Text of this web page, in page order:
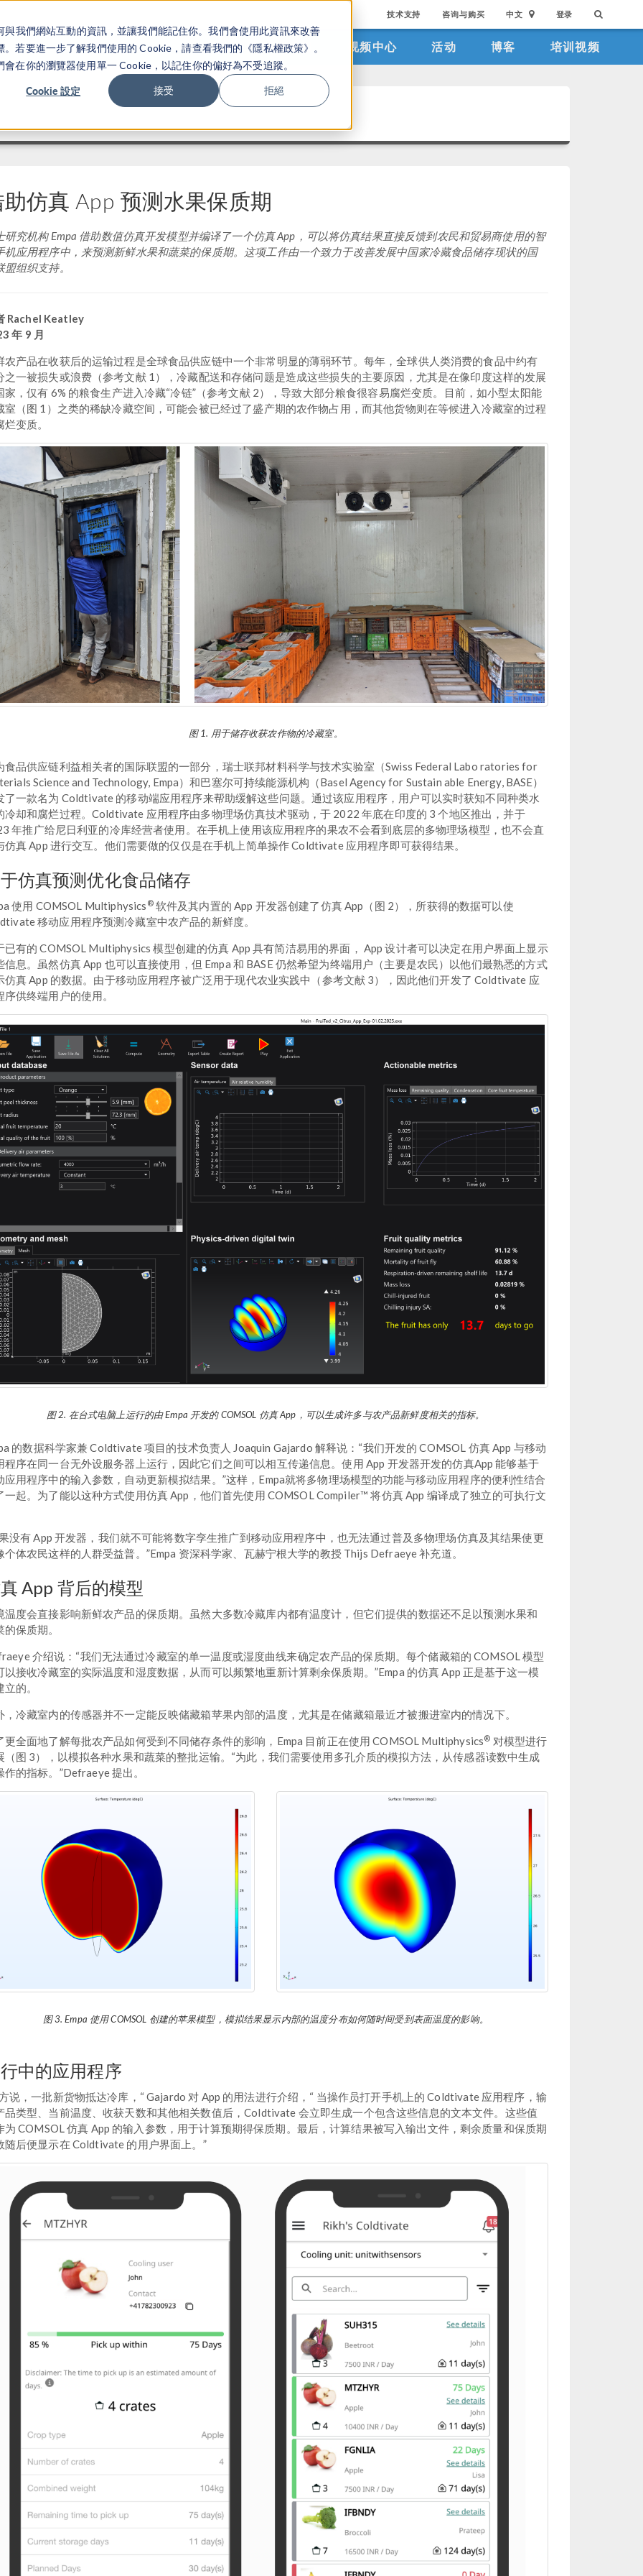
我們網站互動的資訊，並讓我們能記住你。我們會使用此資訊來改善
若要進一步了解我們使用的 Cookie，請查看我們的《隱私權政策》。
在你的瀏覽器使用單一 Cookie，以記住你的偏好為不受追蹤。
Cookie 設定 接受 拒絕
技术支持 咨询与购买 中文 登录
产品 行业应用 视频中心 活动 博客 培训视频
仿真 App 预测水果保质期
研究机构 Empa 借助数值仿真开发模型并编译了一个仿真 App，可以将仿真结果直接反馈到农民和贸易商使用的智
机应用程序中，来预测新鲜水果和蔬菜的保质期。这项工作由一个致力于改善发展中国家冷藏食品储存现状的国
盟组织支持。
Rachel Keatley
年 9 月
农产品在收获后的运输过程是全球食品供应链中一个非常明显的薄弱环节。每年，全球供人类消费的食品中约有
之一被损失或浪费（参考文献 1），冷藏配送和存储问题是造成这些损失的主要原因，尤其是在像印度这样的发展
家，仅有 6% 的粮食生产进入冷藏“冷链”（参考文献 2），导致大部分粮食很容易腐烂变质。目前，如小型太阳能
室（图 1）之类的稀缺冷藏空间，可能会被已经过了盛产期的农作物占用，而其他货物则在等候进入冷藏室的过程
烂变质。
图 1. 用于储存收获农作物的冷藏室。
食品供应链利益相关者的国际联盟的一部分，瑞士联邦材料科学与技术实验室（Swiss Federal Labo ratories for
Science and Technology, Empa）和巴塞尔可持续能源机构（Basel Agency for Sustain able Energy, BASE）
了一款名为 Coldtivate 的移动端应用程序来帮助缓解这些问题。通过该应用程序，用户可以实时获知不同种类水
冷却和腐烂过程。Coldtivate 应用程序由多物理场仿真技术驱动，于 2022 年底在印度的 3 个地区推出，并于
年推广给尼日利亚的冷库经营者使用。在手机上使用该应用程序的果农不会看到底层的多物理场模型，也不会直
仿真 App 进行交互。他们需要做的仅仅是在手机上简单操作 Coldtivate 应用程序即可获得结果。
仿真预测优化食品储存
使用 COMSOL Multiphysics ®软件及其内置的 App 开发器创建了仿真 App（图 2），所获得的数据可以使
移动应用程序预测冷藏室中农产品的新鲜度。
已有的 COMSOL Multiphysics 模型创建的仿真 App 具有简洁易用的界面， App 设计者可以决定在用户界面上显示
信息。虽然仿真 App 也可以直接使用，但 Empa 和 BASE 仍然希望为终端用户（主要是农民）以他们最熟悉的方式
仿真 App 的数据。由于移动应用程序被广泛用于现代农业实践中（参考文献 3），因此他们开发了 Coldtivate 应
序供终端用户的使用。
图 2. 在台式电脑上运行的由 Empa 开发的 COMSOL 仿真 App，可以生成许多与农产品新鲜度相关的指标。
的数据科学家兼 Coldtivate 项目的技术负责人 Joaquin Gajardo 解释说：“我们开发的 COMSOL 仿真 App 与移动
程序在同一台无外设服务器上运行，因此它们之间可以相互传递信息。使用 App 开发器开发的仿真App 能够基于
应用程序中的输入参数，自动更新模拟结果。”这样，Empa就将多物理场模型的功能与移动应用程序的便利性结合
一起。为了能以这种方式使用仿真 App，他们首先使用 COMSOL Compiler™ 将仿真 App 编译成了独立的可执行文
没有 App 开发器，我们就不可能将数字孪生推广到移动应用程序中，也无法通过普及多物理场仿真及其结果使更
个体农民这样的人群受益普。”Empa 资深科学家、瓦赫宁根大学的教授 Thijs Defraeye 补充道。
App 背后的模型
温度会直接影响新鲜农产品的保质期。虽然大多数冷藏库内都有温度计，但它们提供的数据还不足以预测水果和
的保质期。
介绍说：“我们无法通过冷藏室的单一温度或湿度曲线来确定农产品的保质期。每个储藏箱的 COMSOL 模型
以接收冷藏室的实际温度和湿度数据，从而可以频繁地重新计算剩余保质期。”Empa 的仿真 App 正是基于这一模
的。
，冷藏室内的传感器并不一定能反映储藏箱苹果内部的温度，尤其是在储藏箱最近才被搬进室内的情况下。
更全面地了解每批农产品如何受到不同储存条件的影响，Empa 目前正在使用 COMSOL Multiphysics® 对模型进行
（图 3），以模拟各种水果和蔬菜的整批运输。“为此，我们需要使用多孔介质的模拟方法，从传感器读数中生成
作的指标。”Defraeye 提出。
图 3. Empa 使用 COMSOL 创建的苹果模型，模拟结果显示内部的温度分布如何随时间受到表面温度的影响。
中的应用程序
说，一批新货物抵达冷库，“ Gajardo 对 App 的用法进行介绍，“ 当操作员打开手机上的 Coldtivate 应用程序，输
品类型、当前温度、收获天数和其他相关数值后，Coldtivate 会立即生成一个包含这些信息的文本文件。这些值
为 COMSOL 仿真 App 的输入参数，用于计算预期得保质期。最后，计算结果被写入输出文件，剩余质量和保质期
随后便显示在 Coldtivate 的用户界面上。”